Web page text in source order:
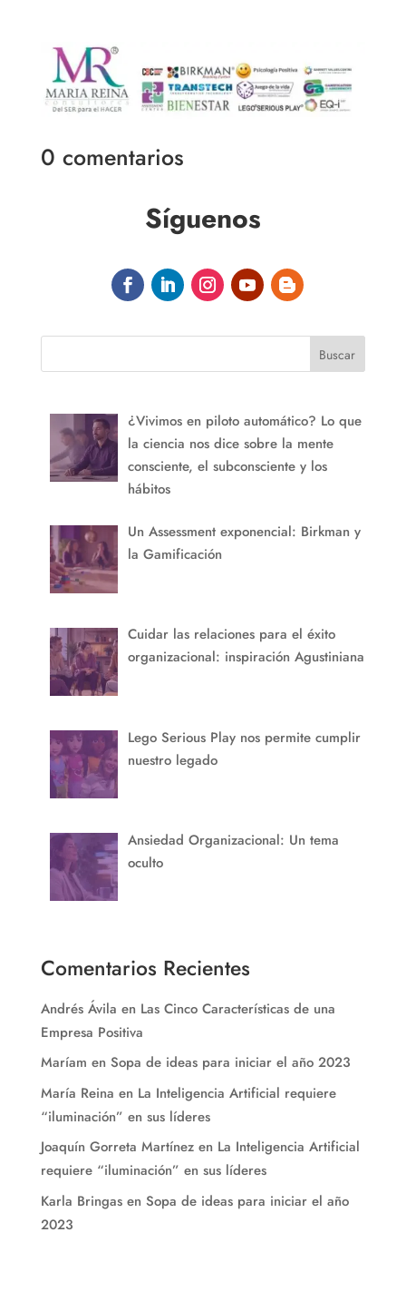
0 comentarios
Síguenos
Buscar
¿Vivimos en piloto automático? Lo que
la ciencia nos dice sobre la mente
consciente, el subconsciente y los
hábitos
Un Assessment exponencial: Birkman y
la Gamificación
Cuidar las relaciones para el éxito
organizacional: inspiración Agustiniana
Lego Serious Play nos permite cumplir
nuestro legado
Ansiedad Organizacional: Un tema
oculto
Comentarios Recientes
Andrés Ávila en Las Cinco Características de una
Empresa Positiva
Maríam en Sopa de ideas para iniciar el año 2023
María Reina en La Inteligencia Artificial requiere
“iluminación” en sus líderes
Joaquín Gorreta Martínezen La Inteligencia Artificial
requiere “iluminación” en sus líderes
Karla Bringasen Sopa de ideas para iniciar el año
2023